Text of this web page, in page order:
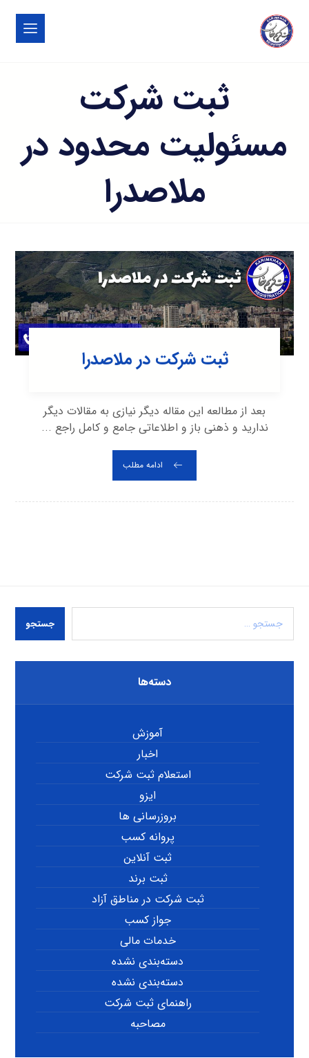
ثبت شرکت
مسئولیت محدود در
ملاصدرا
ثبت شرکت در ملاصدرا
بعد از مطالعه این مقاله دیگر نیازی به مقالات دیگر
ندارید و ذهنی باز و اطلاعاتی جامع و کامل راجع ...
ادامه مطلب
جستجو
دسته‌ها
آموزش
اخبار
استعلام ثبت شرکت
ایزو
بروزرسانی ها
پروانه کسب
ثبت آنلاین
ثبت برند
ثبت شرکت در مناطق آزاد
جواز کسب
خدمات مالی
دسته‌بندی نشده
دسته‌بندی نشده
راهنمای ثبت شرکت
مصاحبه